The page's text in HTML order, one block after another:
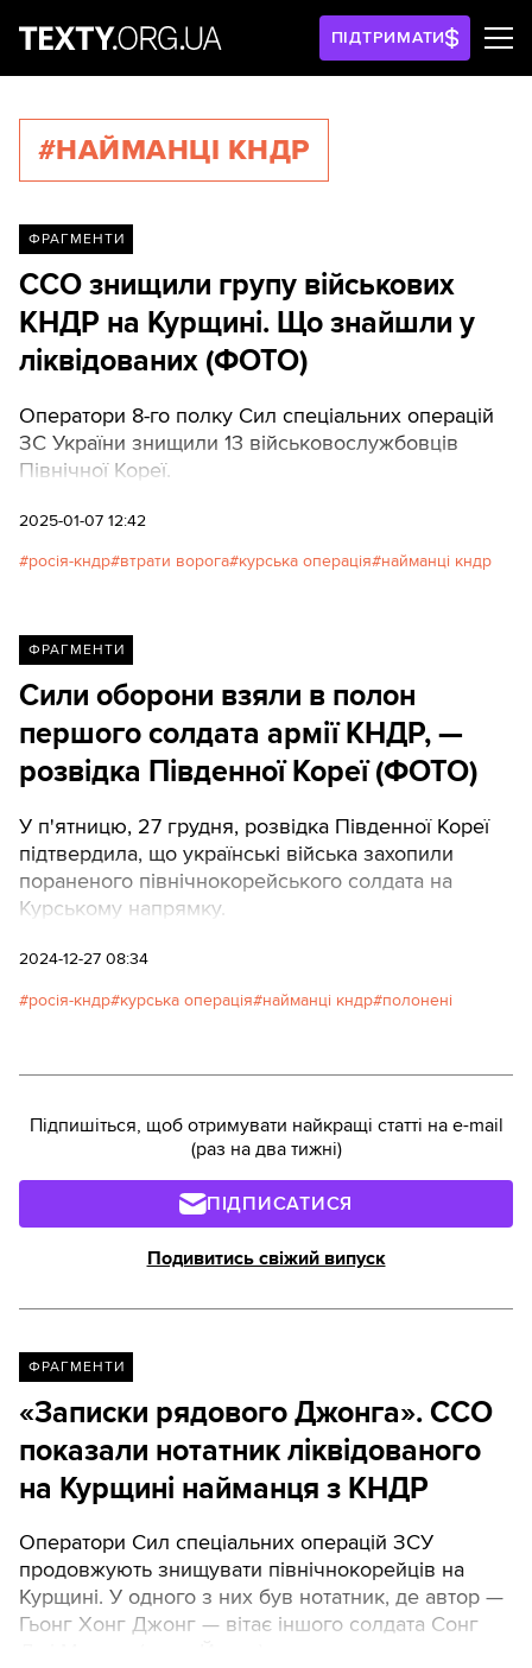
ПІДТРИМАТИ
#НАЙМАНЦІ КНДР
ФРАГМЕНТИ
ССО знищили групу військових
КНДР на Курщині. Що знайшли у
ліквідованих (ФОТО)
Оператори 8-го полку Сил спеціальних операцій
ЗС України знищили 13 військовослужбовців
Північної Кореї.
2025-01-07 12:42
росія-кндр втрати ворога курська операція найманці кндр
ФРАГМЕНТИ
Сили оборони взяли в полон
першого солдата армії КНДР, —
розвідка Південної Кореї (ФОТО)
У п'ятницю, 27 грудня, розвідка Південної Кореї
підтвердила, що українські війська захопили
пораненого північнокорейського солдата на
Курському напрямку.
2024-12-27 08:34
росія-кндр курська операція найманці кндр полонені
Підпишіться, щоб отримувати найкращі статті на e-mail
(раз на два тижні)
ПІДПИСАТИСЯ
Подивитись свіжий випуск
ФРАГМЕНТИ
«Записки рядового Джонга». ССО
показали нотатник ліквідованого
на Курщині найманця з КНДР
Оператори Сил спеціальних операцій ЗСУ
продовжують знищувати північнокорейців на
Курщині. У одного з них був нотатник, де автор —
Гьонг Хонг Джонг — вітає іншого солдата Сонг